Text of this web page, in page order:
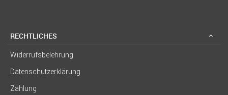
RECHTLICHES
Widerrufsbelehrung
Datenschutzerklärung
Zahlung